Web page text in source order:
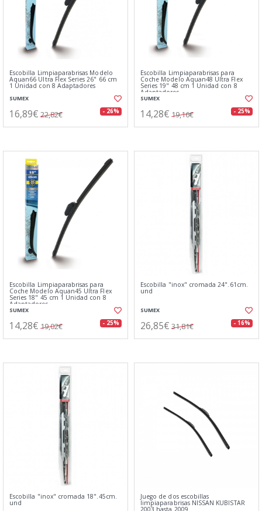
Escobilla Limpiaparabrisas Modelo
Aquan66 Ultra Flex Series 26" 66 cm
1 Unidad con 8 Adaptadores
SUMEX
16,89€ 22,82€ - 26%
Escobilla Limpiaparabrisas para
Coche Modelo Aquan48 Ultra Flex
Series 19" 48 cm 1 Unidad con 8
Adaptadores
SUMEX
14,28€ 19,16€ - 25%
Escobilla Limpiaparabrisas para
Coche Modelo Aquan45 Ultra Flex
Series 18" 45 cm 1 Unidad con 8
Adaptadores
SUMEX
14,28€ 19,02€ - 25%
Escobilla "inox" cromada 24".61cm.
und
SUMEX
26,85€ 31,81€ - 16%
Escobilla "inox" cromada 18".45cm.
und
Juego de dos escobillas
limpiaparabrisas NISSAN KUBISTAR
2003 hasta 2009